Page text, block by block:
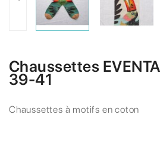
Chaussettes
39-41
Chaussettes à motifs en coton